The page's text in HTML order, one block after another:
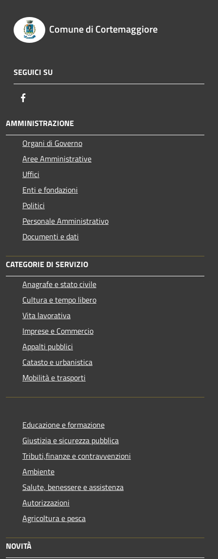
Comune di Cortemaggiore
SEGUICI SU
AMMINISTRAZIONE
Organi di Governo
Aree Amministrative
Uffici
Enti e fondazioni
Politici
Personale Amministrativo
Documenti e dati
CATEGORIE DI SERVIZIO
Anagrafe e stato civile
Cultura e tempo libero
Vita lavorativa
Imprese e Commercio
Appalti pubblici
Catasto e urbanistica
Mobilità e trasporti
Educazione e formazione
Giustizia e sicurezza pubblica
Tributi,finanze e contravvenzioni
Ambiente
Salute, benessere e assistenza
Autorizzazioni
Agricoltura e pesca
NOVITÀ